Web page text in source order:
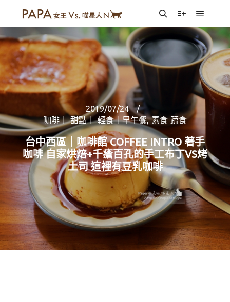
SearchMore info
Main
2019/07/24
咖啡｜ 甜點｜ 輕食｜早午餐,素食 蔬食
台中西區｜咖啡館 COFFEE INTRO 著手
咖啡 自家烘焙+千瘡百孔的手工布丁VS烤
土司 這裡有豆乳咖啡